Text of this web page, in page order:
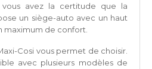
avez la certitude que la
un siège-auto avec un haut
maximum de confort.
Cosi vous permet de choisir.
avec plusieurs modèles de